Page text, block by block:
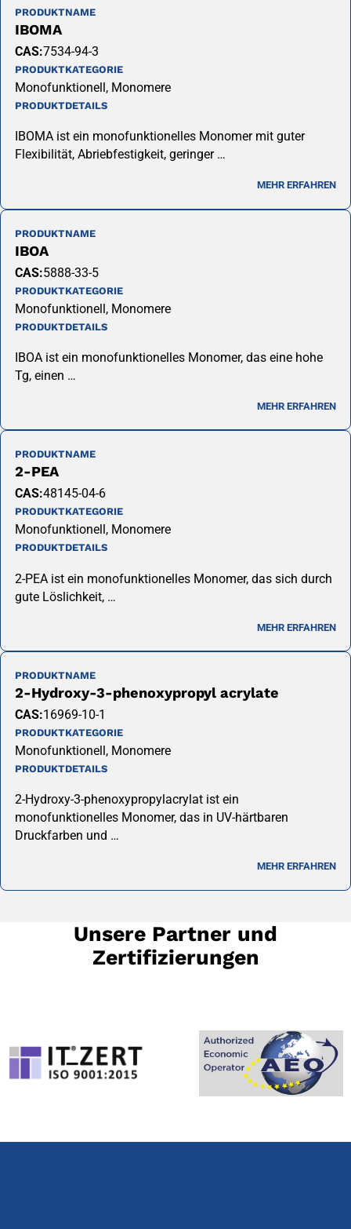
PRODUKTNAME
IBOMA
CAS:7534-94-3
PRODUKTKATEGORIE
Monofunktionell, Monomere
PRODUKTDETAILS
IBOMA ist ein monofunktionelles Monomer mit guter
Flexibilität, Abriebfestigkeit, geringer …
MEHR ERFAHREN
PRODUKTNAME
IBOA
CAS:5888-33-5
PRODUKTKATEGORIE
Monofunktionell, Monomere
PRODUKTDETAILS
IBOA ist ein monofunktionelles Monomer, das eine hohe
Tg, einen …
MEHR ERFAHREN
PRODUKTNAME
2-PEA
CAS:48145-04-6
PRODUKTKATEGORIE
Monofunktionell, Monomere
PRODUKTDETAILS
2-PEA ist ein monofunktionelles Monomer, das sich durch
gute Löslichkeit, …
MEHR ERFAHREN
PRODUKTNAME
2-Hydroxy-3-phenoxypropyl acrylate
CAS:16969-10-1
PRODUKTKATEGORIE
Monofunktionell, Monomere
PRODUKTDETAILS
2-Hydroxy-3-phenoxypropylacrylat ist ein
monofunktionelles Monomer, das in UV-härtbaren
Druckfarben und …
MEHR ERFAHREN
Unsere Partner und
Zertifizierungen